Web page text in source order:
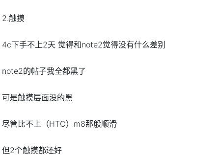
2.触摸
4c下手不上2天 觉得和note2觉得没有什么差别
note2的帖子我全都黑了
可是触摸层面没的黑
尽管比不上（HTC）m8那般顺滑
但2个触摸都还好